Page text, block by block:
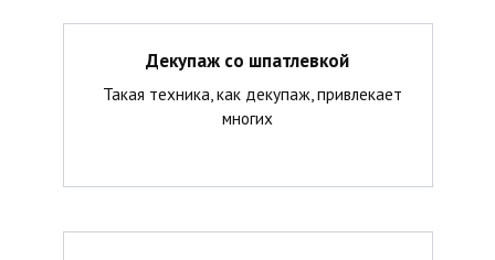
Декупаж со шпатлевкой
Такая техника, как декупаж, привлекает
многих